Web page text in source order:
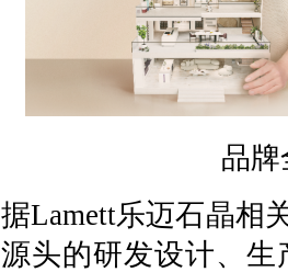
品
据Lamett乐迈石晶相
源头的研发设计、